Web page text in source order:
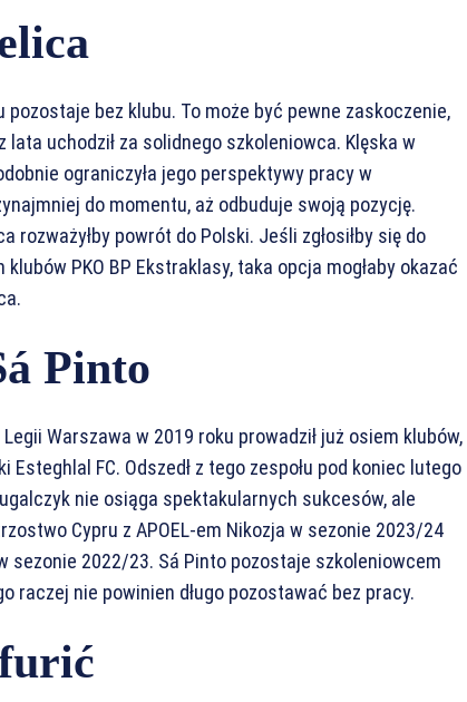
pozostaje bez klubu. To może być pewne zaskoczenie,
lata uchodził za solidnego szkoleniowca. Klęska w
ograniczyła jego perspektywy pracy w
do momentu, aż odbuduje swoją pozycję.
rozważyłby powrót do Polski. Jeśli zgłosiłby się do
klubów PKO BP Ekstraklasy, taka opcja mogłaby okazać
Pinto
Warszawa w 2019 roku prowadził już osiem klubów,
FC. Odszedł z tego zespołu pod koniec lutego
nie osiąga spektakularnych sukcesów, ale
Cypru z APOEL-em Nikozja w sezonie 2023/24
sezonie 2022/23. Sá Pinto pozostaje szkoleniowcem
raczej nie powinien długo pozostawać bez pracy.